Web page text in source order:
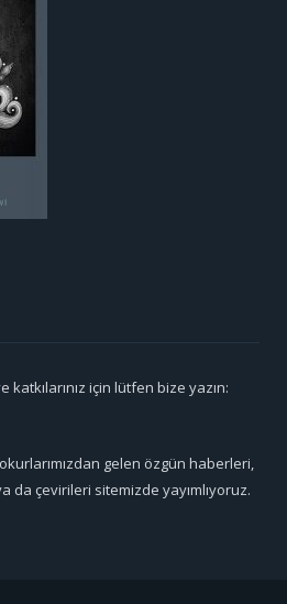
katkılarınız için lütfen bize yazın:
gelen özgün haberleri,
da çevirileri sitemizde yayımlıyoruz.